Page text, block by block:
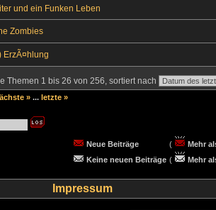
und ein Funken Leben
Zombies
ErzÃ¤hlung
Themen 1 bis 26 von 256, sortiert nach
» ... letzte »
Neue Beiträge (
Mehr
Keine neuen Beiträge ( Mehr
Impressum